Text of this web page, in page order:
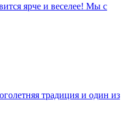
ярче и веселее! Мы с
традиция и один из